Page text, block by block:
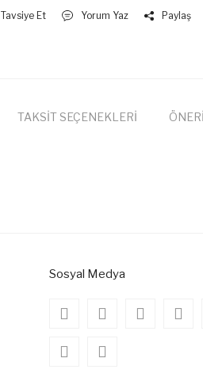
Tavsiye Et Yorum Yaz Paylaş
TAKSİT SEÇENEKLERİ
Sosyal Medya